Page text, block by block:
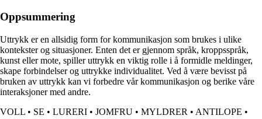
Oppsummering
Uttrykk er en allsidig form for kommunikasjon som brukes i ulike
kontekster og situasjoner. Enten det er gjennom språk, kroppsspråk,
kunst eller mote, spiller uttrykk en viktig rolle i å formidle meldinger,
skape forbindelser og uttrykke individualitet. Ved å være bevisst på
bruken av uttrykk kan vi forbedre vår kommunikasjon og berike våre
interaksjoner med andre.
VOLL • SE • LURERI • JOMFRU • MYLDRER • ANTILOPE •